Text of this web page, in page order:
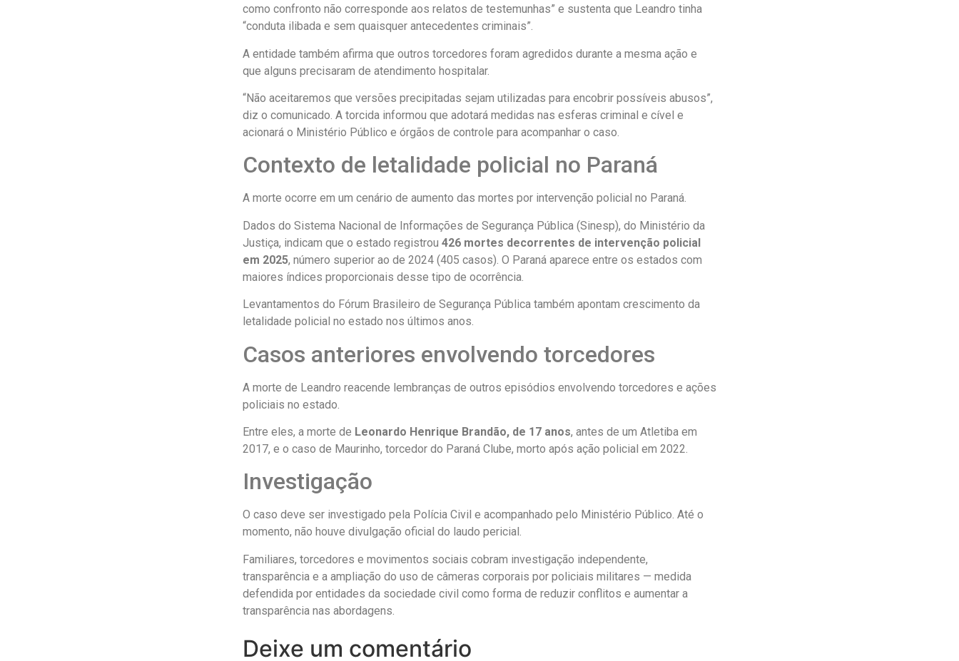
como confronto não corresponde aos relatos de testemunhas” e sustenta que Leandro tinha
“conduta ilibada e sem quaisquer antecedentes criminais”.
A entidade também afirma que outros torcedores foram agredidos durante a mesma ação e
que alguns precisaram de atendimento hospitalar.
“Não aceitaremos que versões precipitadas sejam utilizadas para encobrir possíveis abusos”,
diz o comunicado. A torcida informou que adotará medidas nas esferas criminal e cível e
acionará o Ministério Público e órgãos de controle para acompanhar o caso.
Contexto de letalidade policial no Paraná
A morte ocorre em um cenário de aumento das mortes por intervenção policial no Paraná.
Dados do Sistema Nacional de Informações de Segurança Pública (Sinesp), do Ministério da
Justiça, indicam que o estado registrou 426 mortes decorrentes de intervenção policial
em 2025, número superior ao de 2024 (405 casos). O Paraná aparece entre os estados com
maiores índices proporcionais desse tipo de ocorrência.
Levantamentos do Fórum Brasileiro de Segurança Pública também apontam crescimento da
letalidade policial no estado nos últimos anos.
Casos anteriores envolvendo torcedores
A morte de Leandro reacende lembranças de outros episódios envolvendo torcedores e ações
policiais no estado.
Entre eles, a morte de Leonardo Henrique Brandão, de 17 anos, antes de um Atletiba em
2017, e o caso de Maurinho, torcedor do Paraná Clube, morto após ação policial em 2022.
Investigação
O caso deve ser investigado pela Polícia Civil e acompanhado pelo Ministério Público. Até o
momento, não houve divulgação oficial do laudo pericial.
Familiares, torcedores e movimentos sociais cobram investigação independente,
transparência e a ampliação do uso de câmeras corporais por policiais militares — medida
defendida por entidades da sociedade civil como forma de reduzir conflitos e aumentar a
transparência nas abordagens.
Deixe um comentário